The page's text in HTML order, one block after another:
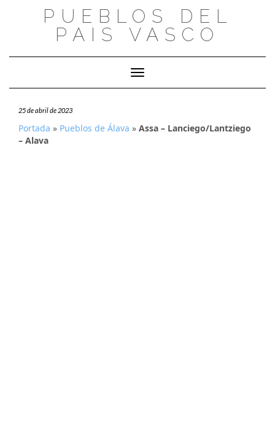
PUEBLOS DEL
PAIS VASCO
Cambiar modo de navegación
25 de abril de 2023
Portada » Pueblos de Álava » Assa – Lanciego/Lantziego
– Alava